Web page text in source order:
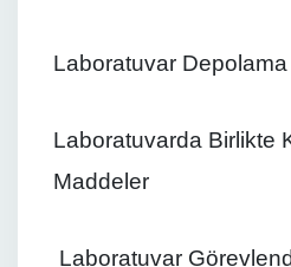
Laboratuvar
Laboratuvarda Birlikte
Maddeler
Laboratuvar